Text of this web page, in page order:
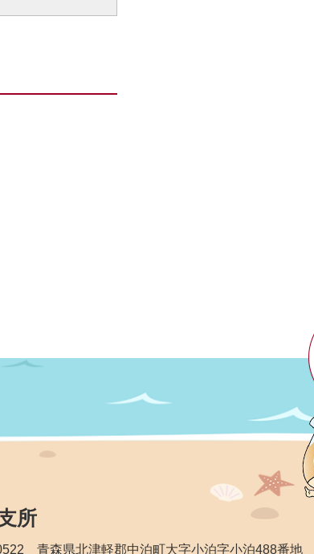
所
青森県北津軽郡中泊町大字小泊字小泊488番地